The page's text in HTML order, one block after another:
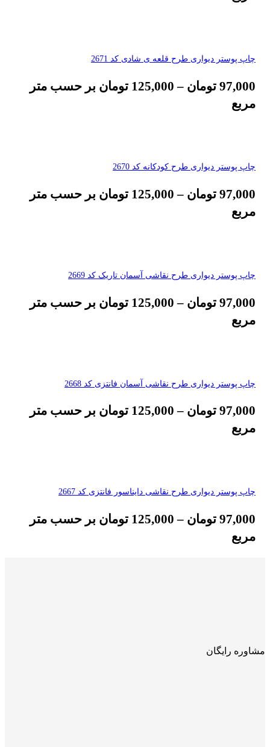
چاپ پوستر دیواری طرح قلعه ی شادی کد 2671
97,000 تومان –
125,000 تومان بر حسب متر
مربع
چاپ پوستر دیواری طرح کودکانه کد 2670
97,000 تومان –
125,000 تومان بر حسب متر
مربع
چاپ پوستر دیواری طرح نقاشی آسمان تاریک کد 2669
97,000 تومان –
125,000 تومان بر حسب متر
مربع
چاپ پوستر دیواری طرح نقاشی آسمان فانتزی کد 2668
97,000 تومان –
125,000 تومان بر حسب متر
مربع
چاپ پوستر دیواری طرح نقاشی دایناسور فانتزی کد 2667
97,000 تومان –
125,000 تومان بر حسب متر
مربع
مشاوره رایگان